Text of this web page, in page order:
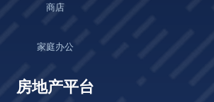
商店
家庭办公
房地产平台